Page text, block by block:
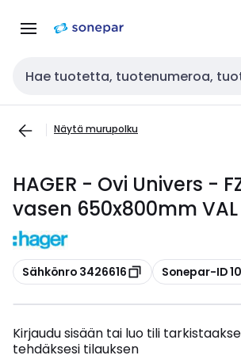
navigointiinsisältöön
Haku
Näytä murupolku
HAGER - Ovi Univers -
vasen 650x800mm VAL
Kopioi
Sähkönro 3426616 Kopioi
Sonepar-ID
Kirjaudu sisään tai luo tili
tehdäksesi tilauksen